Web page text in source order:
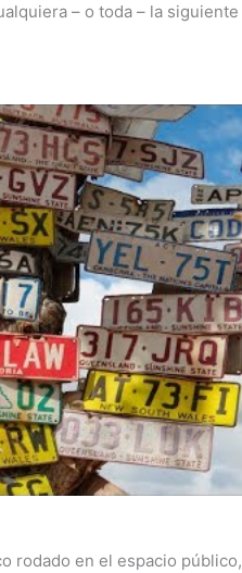
– o toda – la siguiente
rodado en el espacio público,